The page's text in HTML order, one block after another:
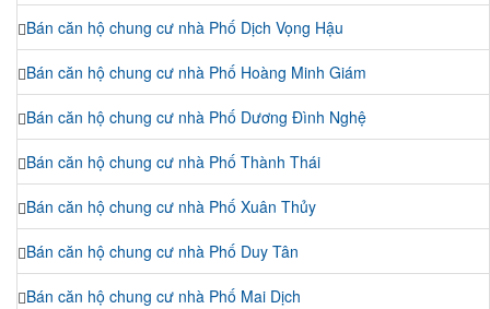
Bán căn hộ chung cư nhà Phố Dịch Vọng Hậu
Bán căn hộ chung cư nhà Phố Hoàng Minh Giám
Bán căn hộ chung cư nhà Phố Dương Đình Nghệ
Bán căn hộ chung cư nhà Phố Thành Thái
Bán căn hộ chung cư nhà Phố Xuân Thủy
Bán căn hộ chung cư nhà Phố Duy Tân
Bán căn hộ chung cư nhà Phố Mai Dịch